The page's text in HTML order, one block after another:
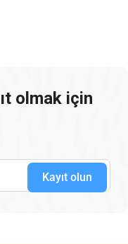
olmak için
Kayıt olun